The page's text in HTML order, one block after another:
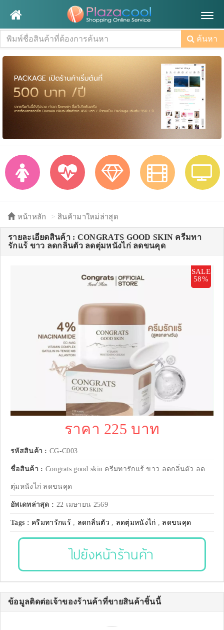
ค้นหา
หน้าหลัก สินค้ามาใหม่ล่าสุด
รายละเอียดสินค้า : CONGRATS GOOD SKIN ครีมทา
รักแร้ ขาว ลดกลิ่นตัว ลดตุ่มหนังไก่ ลดขนคุด
SALE
58%
ราคา 225 บาท
รหัสสินค้า : CG-C003
ชื่อสินค้า : Congrats good skin ครีมทารักแร้ ขาว ลดกลิ่นตัว ลด
ตุ่มหนังไก่ ลดขนคุด
อัพเดทล่าสุด : 22 เมษายน 2569
Tags : ครีมทารักแร้ , ลดกลิ่นตัว , ลดตุ่มหนังไก่ , ลดขนคุด
ไปยังหน้าร้านค้า
ข้อมูลติดต่อเจ้าของร้านค้าที่ขายสินค้าชิ้นนี้